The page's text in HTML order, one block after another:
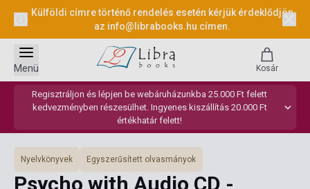
Külföldi címre történő rendelés esetén kérjük érdeklődjön
az info@librabooks.hu címen.
Regisztráljon és lépjen be webáruházunkba 25.000 Ft felett
kedvezményben részesülhet. Ingyenes kiszállítás 20.000 Ft
értékhatár felett!
Menü Kosár
Nyelvkönyvek Egyszerűsített olvasmányok
Psycho with Audio CD -